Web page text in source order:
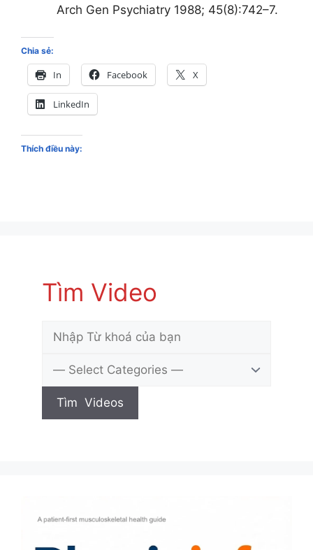
Arch Gen Psychiatry 1988; 45(8):742–7.
Chia sẻ:
In Facebook X
LinkedIn
Thích điều này:
Tìm Video